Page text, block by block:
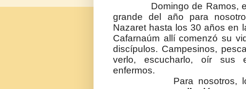
Domingo de Ramos, es
grande del año para
Nazaret hasta los 30 años en
Cafarnaúm allí comenzó su
discípulos. Campesinos,
verlo, escucharlo, oír sus
enfermos.
Para nosotros, los